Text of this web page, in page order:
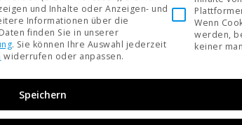
und Inhalte oder Anzeigen- und
Informationen über die
finden Sie in unserer
. Sie können Ihre Auswahl jederzeit
widerrufen oder anpassen.
Wenn
werden,
keiner
Speichern